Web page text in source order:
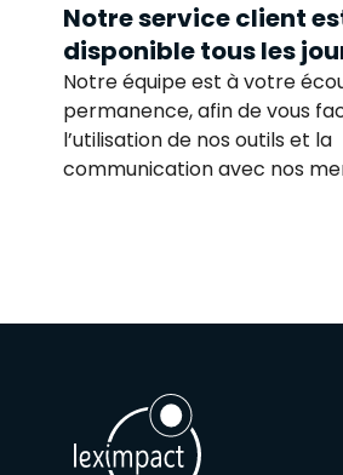
Notre service client
disponible tous les
Notre équipe est à votre
permanence, afin de vous
l’utilisation de nos outils et la
communication avec nos